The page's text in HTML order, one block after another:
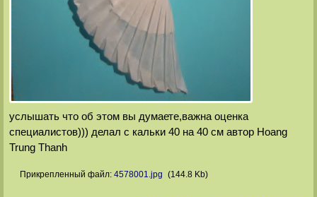
услышать что об этом вы думаете,важна оценка
специалистов))) делал с кальки 40 на 40 см автор Hoang
Trung Thanh
Прикрепленный файл: 4578001.jpg (144.8 Kb)